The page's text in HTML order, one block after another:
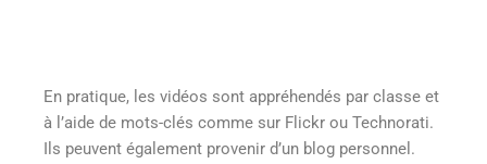
En pratique, les vidéos sont appréhendés par classe et
à l’aide de mots-clés comme sur Flickr ou Technorati.
Ils peuvent également provenir d’un blog personnel.